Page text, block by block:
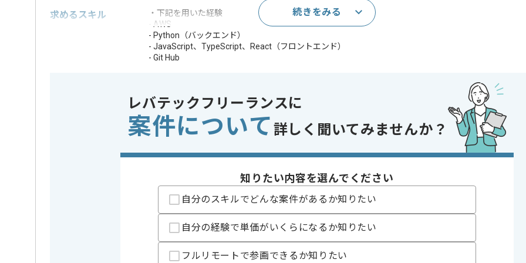
求めるスキル
・下記を用いた経験
- AWS
- Python（バックエンド）
- JavaScript、TypeScript、React（フロントエンド）
- Git Hub
※上記に似た経験やスキルをお持ちであれば申し込み可能なケースもございます！まずはお気軽にご相談ください！
この案件で扱う技術 フレームワーク
React
開発ツール
GitHub
精算条件
精算基準時間
160時間〜180時間
支払いサイト
続きをみる
レバテックフリーランスに
案件について 詳しく聞いてみませんか？
知りたい内容を選んでください
自分のスキルでどんな案件があるか知りたい
自分の経験で単価がいくらになるか知りたい
フルリモートで参画できるか知りたい